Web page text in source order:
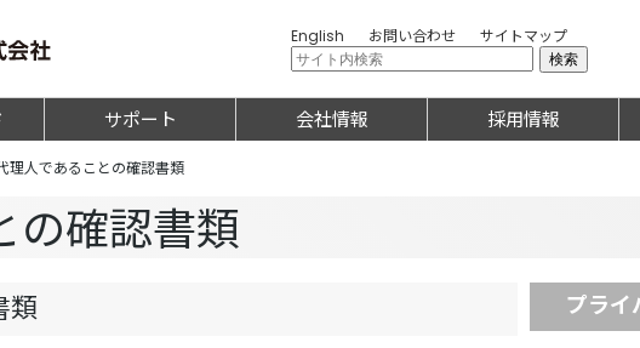
English お問い合わせ サイトマップ
サポート 会社情報 採用情報
理人であることの確認書類
の確認書類
類 プライ